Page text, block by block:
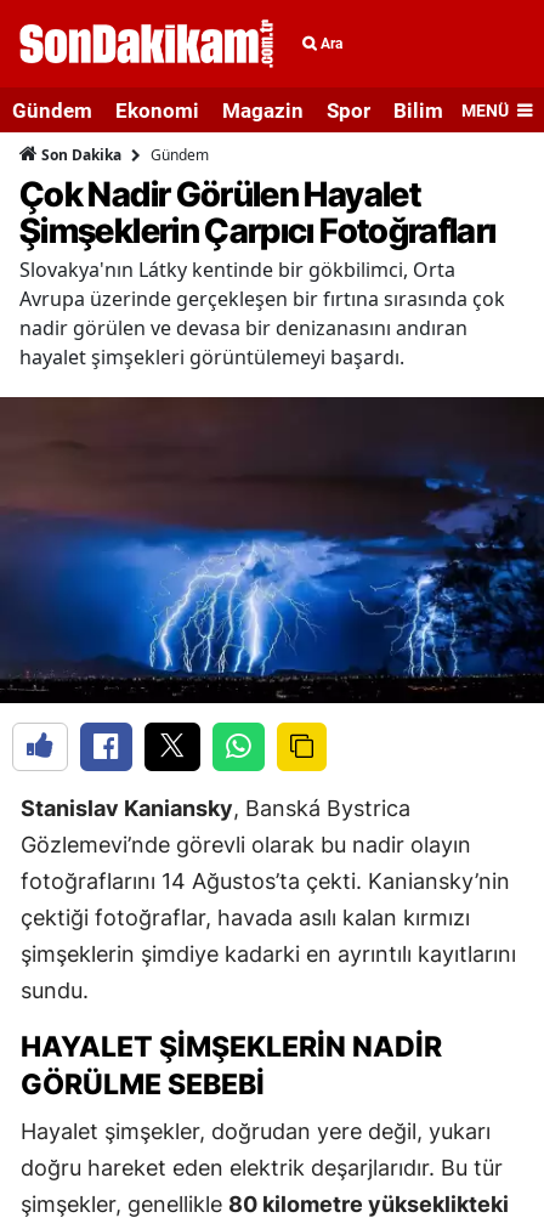
Ara
Gündem Ekonomi Magazin Spor Bilim veMENÜ
Son Dakika Gündem
Çok Nadir Görülen Hayalet
Şimşeklerin Çarpıcı Fotoğrafları
Slovakya'nın Látky kentinde bir gökbilimci, Orta
Avrupa üzerinde gerçekleşen bir fırtına sırasında çok
nadir görülen ve devasa bir denizanasını andıran
hayalet şimşekleri görüntülemeyi başardı.
Stanislav Kaniansky, Banská Bystrica
Gözlemevi’nde görevli olarak bu nadir olayın
fotoğraflarını 14 Ağustos’ta çekti. Kaniansky’nin
çektiği fotoğraflar, havada asılı kalan kırmızı
şimşeklerin şimdiye kadarki en ayrıntılı kayıtlarını
sundu.
HAYALET ŞIMŞEKLERIN NADIR
GÖRÜLME SEBEBI
Hayalet şimşekler, doğrudan yere değil, yukarı
doğru hareket eden elektrik deşarjlarıdır. Bu tür
şimşekler, genellikle 80 kilometre yükseklikteki